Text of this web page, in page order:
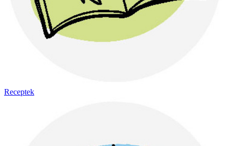
Receptek